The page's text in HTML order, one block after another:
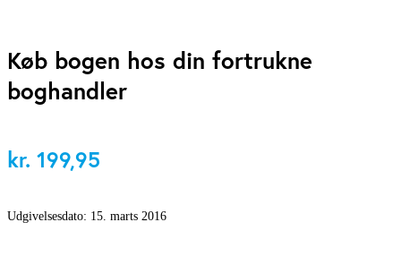
Køb bogen hos din fortrukne
boghandler
kr. 199,95
Udgivelsesdato: 15. marts 2016